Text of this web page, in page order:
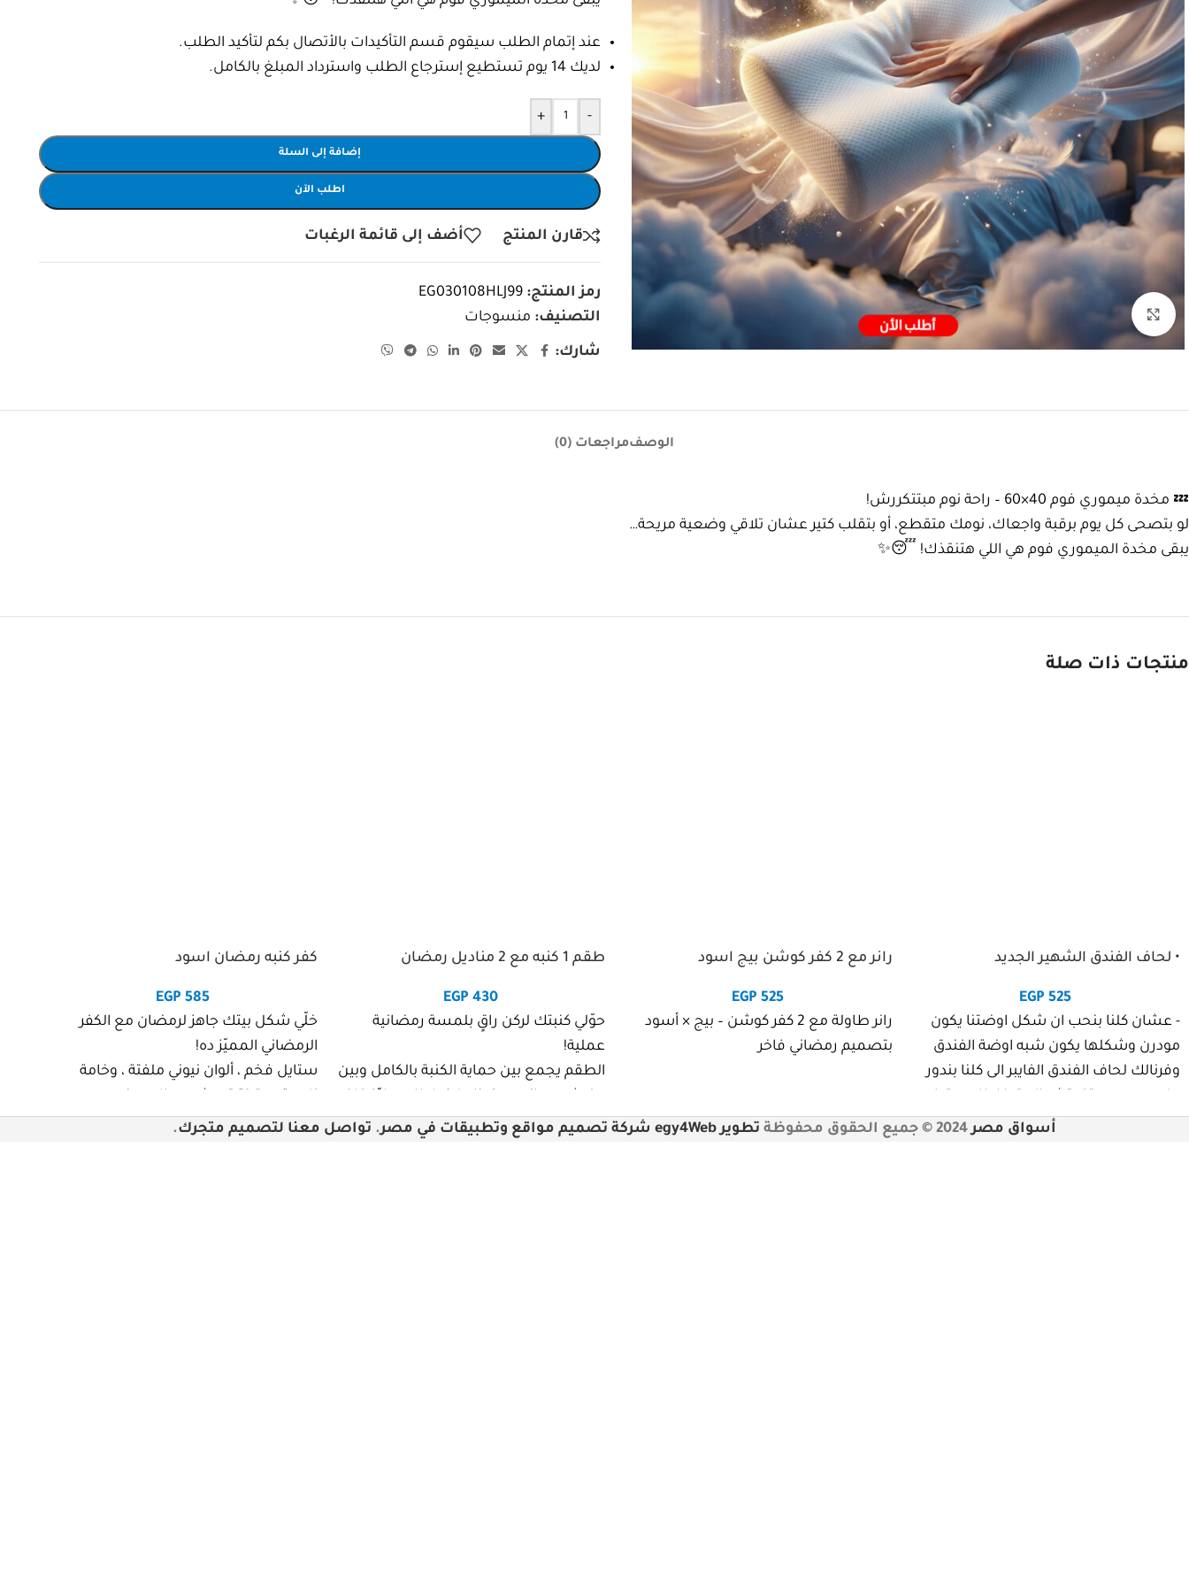
Click to enlarge
عند إتمام الطلب سيقوم قسم التأكيدات بالأتصال بكم لتأكيد الطلب.
لديك 14 يوم تستطيع إسترجاع الطلب واسترداد المبلغ بالكامل.
-
+
إضافة إلى السلة
اطلب الآن
قارن المنتج أضف إلى قائمة الرغبات
رمز المنتج: EG030108HLJ99
التصنيف: منسوجات
شارك:
الوصفمراجعات (0)
💤 مخدة ميموري فوم 40×60 – راحة نوم مبتتكررش!
لو بتصحى كل يوم برقبة واجعاك، نومك متقطع، أو بتقلب كتير عشان تلاقي وضعية مريحة…
يبقى مخدة الميموري فوم هي اللي هتنقذك! 😴✨
منتجات ذات صلة
• لحاف الفندق الشهير الجديد
EGP 525
- عشان كلنا بنحب ان شكل اوضتنا يكون
مودرن وشكلها يكون شبه اوضة الفندق
وفرنالك لحاف الفندق الفايبر الى كلنا بندور
نفاذ الكمية.
رانر مع 2 كفر كوشن بيج اسود
EGP 525
رانر طاولة مع 2 كفر كوشن – بيج × أسود
بتصميم رمضاني فاخر
طقم 1 كنبه مع 2 مناديل رمضان
EGP 430
حوّلي كنبتك لركن راقٍ بلمسة رمضانية
عملية!
الطقم يجمع بين حماية الكنبة بالكامل وبين
يمنح شكل ديكوري مميز.
كفر كنبه رمضان اسود
EGP 585
خلّي شكل بيتك جاهز لرمضان مع الكفر
الرمضاني المميّز ده!
ستايل فخم ، ألوان نيوني ملفتة ، وخامة
ليه هتحبه؟
أسواق مصر 2024 © جميع الحقوق محفوظة تطوير egy4Web شركة تصميم مواقع وتطبيقات في مصر . تواصل معنا لتصميم متجرك.